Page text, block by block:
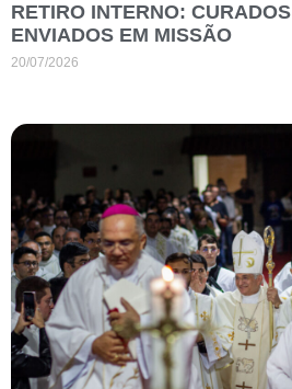
RETIRO INTERNO:
ENVIADOS EM MISSÃO
20/07/2026